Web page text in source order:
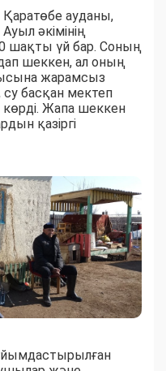
ауданы,
әкімінің
шақты үй бар. Соның
шеккен, ал оның
жарамсыз
басқан мектеп
көрді. Жапа шеккен
қазіргі